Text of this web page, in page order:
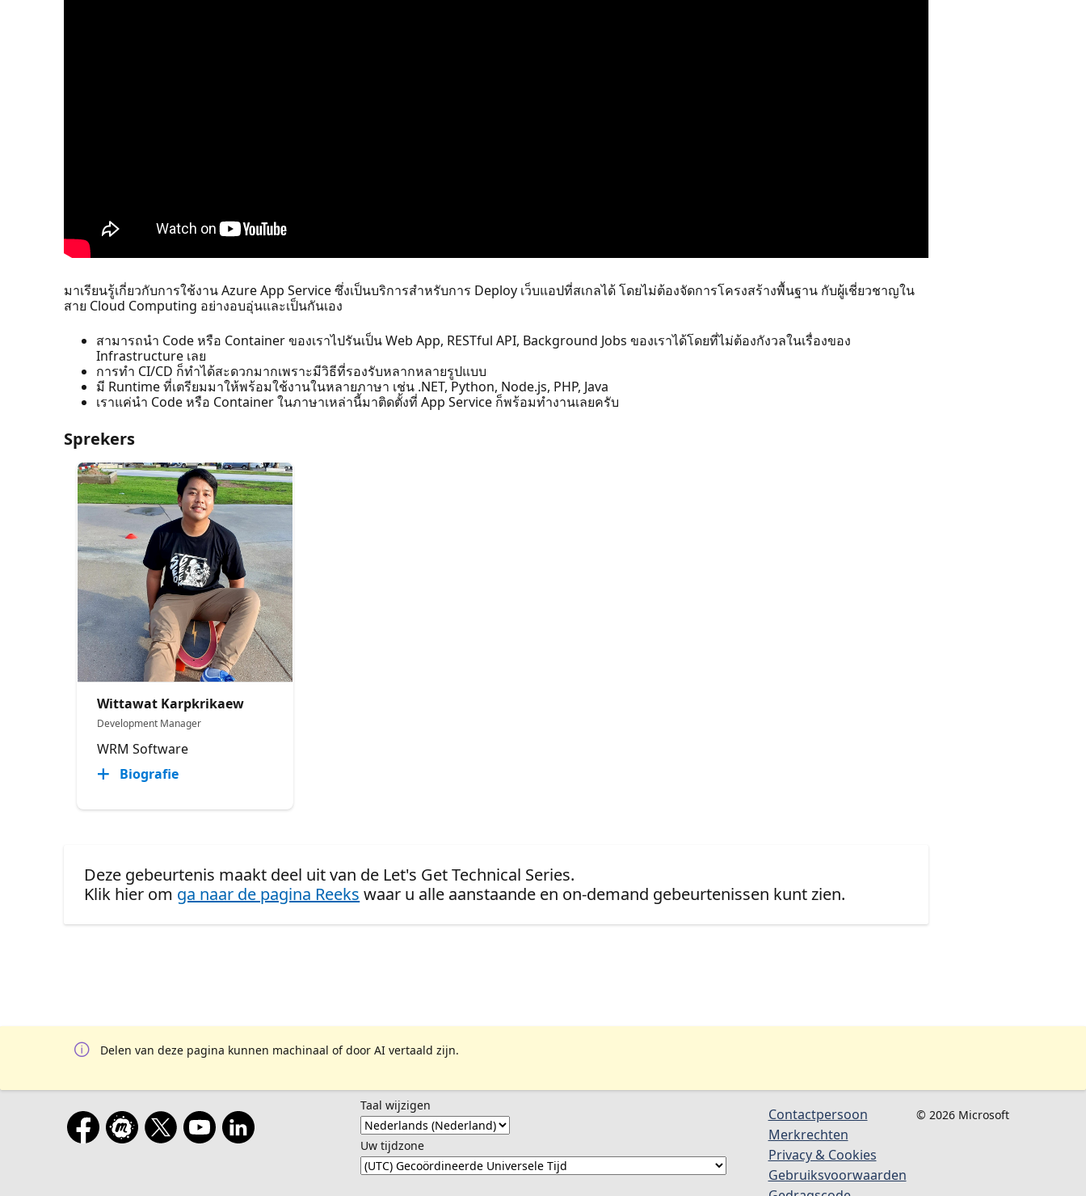
มาเรียนรู้เกี่ยวกับการใช้งาน Azure App Service ซึ่งเป็นบริการสำหรับการ Deploy เว็บแอปที่สเกลได้ โดยไม่ต้องจัดการโครงสร้างพื้นฐาน กับผู้เชี่ยวชาญใน
สาย Cloud Computing อย่างอบอุ่นและเป็นกันเอง
สามารถนำ Code หรือ Container ของเราไปรันเป็น Web App, RESTful API, Background Jobs ของเราได้โดยที่ไม่ต้องกังวลในเรื่องของ
Infrastructure เลย
การทำ CI/CD ก็ทำได้สะดวกมากเพราะมีวิธีที่รองรับหลากหลายรูปแบบ
มี Runtime ที่เตรียมมาให้พร้อมใช้งานในหลายภาษา เช่น .NET, Python, Node.js, PHP, Java
เราแค่นำ Code หรือ Container ในภาษาเหล่านี้มาติดตั้งที่ App Service ก็พร้อมทำงานเลยครับ
Sprekers
Wittawat Karpkrikaew
Development Manager
WRM Software
Biografie
Deze gebeurtenis maakt deel uit van de Let's Get Technical Series.
Klik hier om ga naar de pagina Reeks waar u alle aanstaande en on-demand gebeurtenissen kunt zien.
Delen van deze pagina kunnen machinaal of door AI vertaald zijn.
Taal wijzigen
Uw tijdzone
Contactpersoon
Merkrechten
Privacy & Cookies
Gebruiksvoorwaarden
© 2026 Microsoft